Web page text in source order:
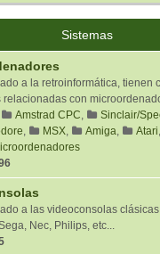
Sistemas
a la retroinformática, tienen
relacionadas con
Amstrad CPC, Sinclair/
, MSX, Amiga, Atari,
a las videoconsolas
Nec, Philips, etc...